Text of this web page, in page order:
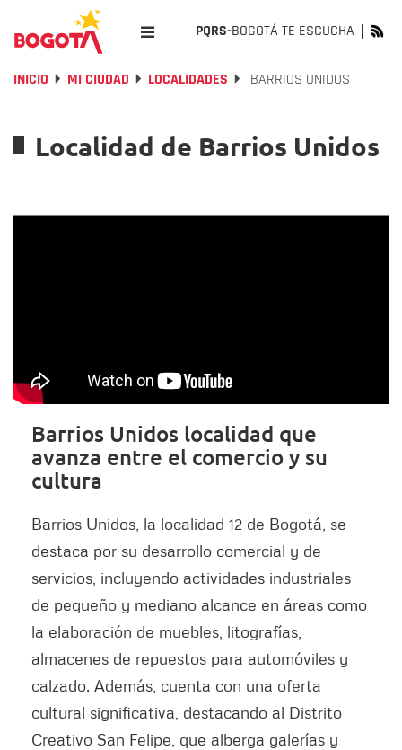
PQRS-BOGOTÁ TE ESCUCHA
INICIO MI CIUDAD LOCALIDADES BARRIOS UNIDOS
Localidad de Barrios Unidos
Barrios Unidos localidad que
avanza entre el comercio y su
cultura
Barrios Unidos, la localidad 12 de Bogotá, se
destaca por su desarrollo comercial y de
servicios, incluyendo actividades industriales
de pequeño y mediano alcance en áreas como
la elaboración de muebles, litografías,
almacenes de repuestos para automóviles y
calzado. Además, cuenta con una oferta
cultural significativa, destacando al Distrito
Creativo San Felipe, que alberga galerías y